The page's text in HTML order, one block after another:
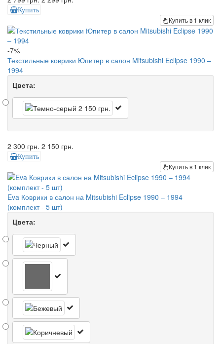
Купить
Купить в 1 клик
-7%
Текстильные коврики Юпитер в салон Mitsubishi Eclipse 1990 –
1994
Цвета:
2 300 грн. 2 150 грн.
Купить
Купить в 1 клик
Eva Коврики в салон на Mitsubishi Eclipse 1990 – 1994
(комплект - 5 шт)
Цвета: